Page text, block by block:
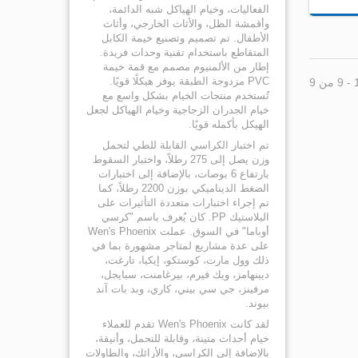
الفعاليات، وخيام الهياكل شبه الدائمة،
وأقمشة الظل، والأثاث الخارجي، وأثاث
الأطفال. تم تصميم وتصنيع خيمة الكابل
المتقاطع باستخدام تقنية وحدات فريدة.
إطار من الألمنيوم مصمم مع قمة خيمة
PVC مزدوجة الطبقة يوفر هيكلًا قويًا.
تُستخدم منتجات الخيام بشكل واسع مع
خيام الجدران الزجاجية وخيام الهياكل لجعل
الهيكل بأكمله قويًا.
تم اختبار الكراسي القابلة للطي لتحمل
وزن يصل إلى 275 رطلاً، واختبار السقوط
بارتفاع 6 بوصات، بالإضافة إلى اختبارات
الضغط الديناميكي بوزن 2200 رطلاً، كما
تم إجراء اختبارات متعددة التأثيرات على
البلاستيك PP. كان يُعرف باسم "كرسي
أوباما" في السوق. عملت Wen's Phoenix
على عدة مشاريع لمتاجر مشهورة بما في
ذلك وول مارت، كوستكو، إيكيا، تارغت،
ديبنهامز، ويك فيرم، بيرغامنت، سبايجل،
مرفينز، جي سي بيني، كاري، وبد بات آند
بيوند.
لقد كانت Wen's Phoenix تقدم للعملاء
خيام أحداث متينة، وقابلة للتحمل، وأنيقة،
بالإضافة إلى الكراسي، والأرائك، والطاولات